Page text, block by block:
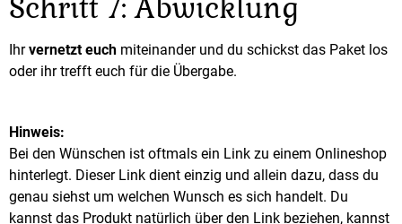
Schritt 7: Abwicklung
Ihrvernetzt euch miteinander und du schickst das Paket los
oder ihr trefft euch für die Übergabe.
Hinweis:
Bei den Wünschen ist oftmals ein Link zu einem Onlineshop
hinterlegt. Dieser Link dient einzig und allein dazu, dass du
genau siehst um welchen Wunsch es sich handelt. Du
kannst das Produkt natürlich über den Link beziehen, kannst